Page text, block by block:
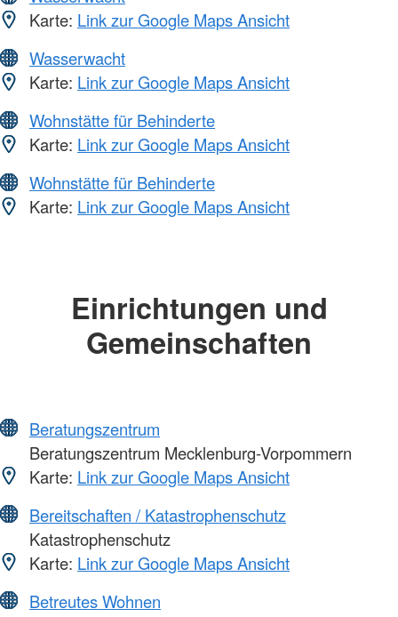
Karte: Link zur Google Maps Ansicht
Wasserwacht
Karte: Link zur Google Maps Ansicht
Wohnstätte für Behinderte
Karte: Link zur Google Maps Ansicht
Wohnstätte für Behinderte
Karte: Link zur Google Maps Ansicht
Einrichtungen und
Gemeinschaften
Beratungszentrum
Beratungszentrum Mecklenburg-Vorpommern
Karte: Link zur Google Maps Ansicht
Bereitschaften / Katastrophenschutz
Katastrophenschutz
Karte: Link zur Google Maps Ansicht
Betreutes Wohnen